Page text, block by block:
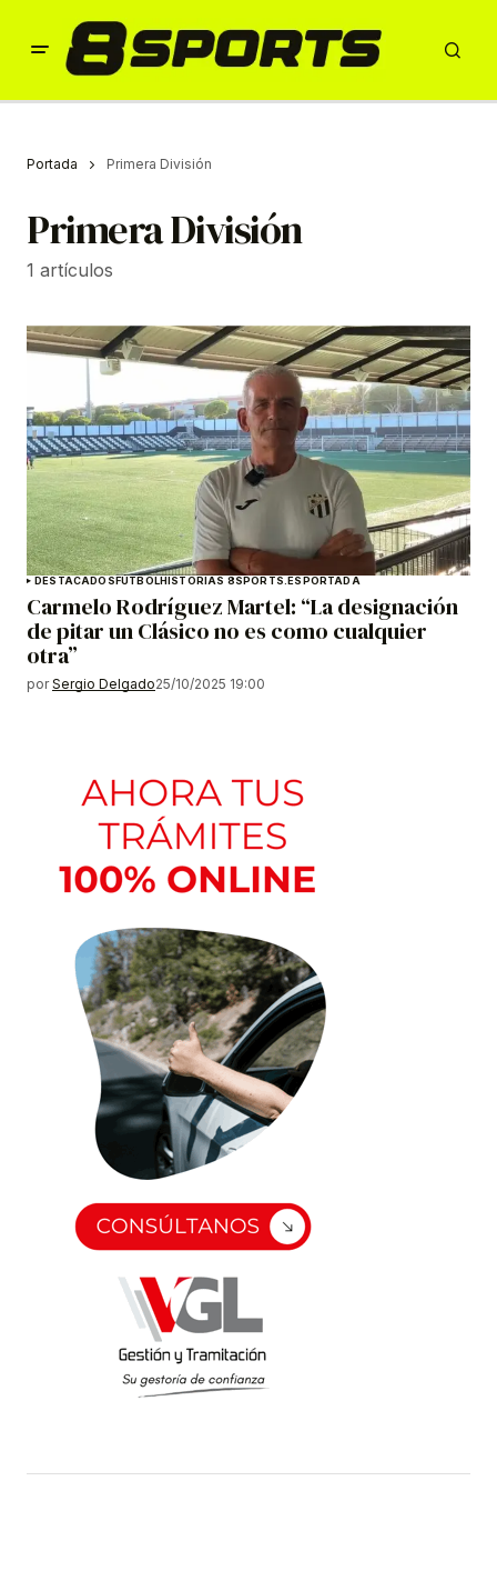
Portada Primera División
Primera División
1 artículos
DESTACADOSFÚTBOLHISTORIAS 8SPORTS.ESPORTADA
Carmelo Rodríguez Martel: “La designación
de pitar un Clásico no es como cualquier
otra”
por Sergio Delgado25/10/2025 19:00